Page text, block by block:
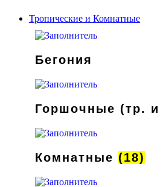
Тропические и Комнатные
Бегония
Горшочные (тр. и
Комнатные (18)